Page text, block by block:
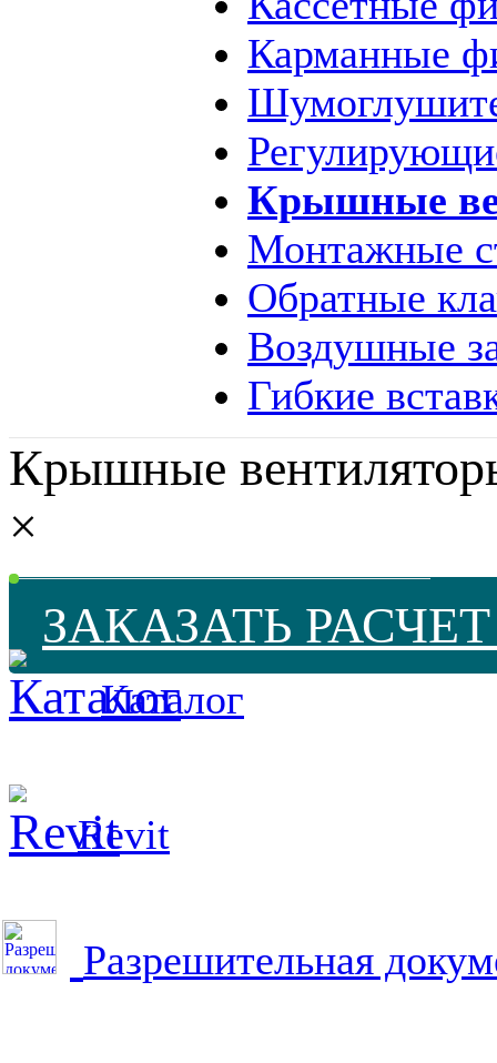
Карманные
Крышные
Монтажные
Обратные
Воздушные
Гибкие
Крышные
×
ЗАКАЗАТЬ
Каталог
Revit
Разрешительная